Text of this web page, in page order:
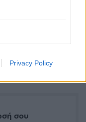
Privacy Policy
σου